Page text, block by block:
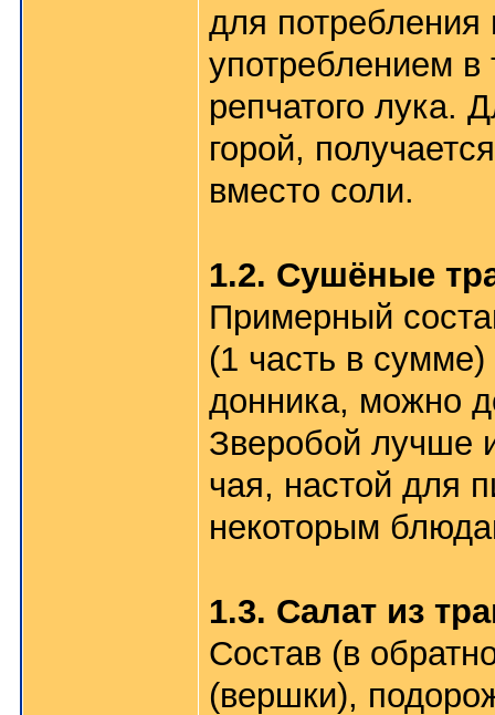
для
употреблением в
репчатого лука.
горой,
вместо соли.
1.2. Сушёные
Примерный
(1 часть в
донника, можно
Зверобой лучше
чая, настой для
некоторым
1.3. Салат из
Состав (в
(вершки),